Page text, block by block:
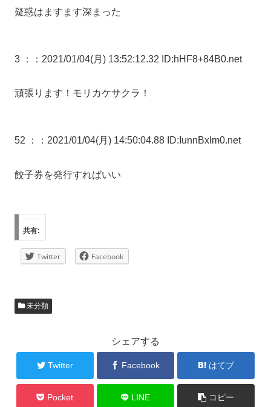
疑惑はますます深まった
3 ： ：2021/01/04(月) 13:52:12.32 ID:hHF8+84B0.net
頑張ります！モリカケサクラ！
52 ： ：2021/01/04(月) 14:50:04.88 ID:IunnBxIm0.net
餃子券を発行すればいい
共有:
Twitter Facebook
未分類
シェアする
Twitter Facebook はてブ
Pocket LINE コピー